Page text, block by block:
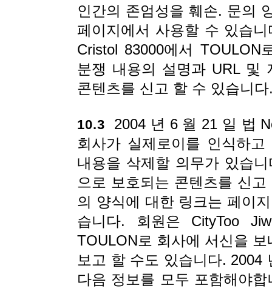
인간의 존엄성을 훼손. 문의
페이지에서 사용할 수 있습
Cristol 83000에서
분쟁 내용의 설명과 URL 및
콘텐츠를 신고 할 수 있습니다
10.3 2004 년 6 월 21 일 법
회사가 실제로이를 인식하
내용을 삭제할 의무가 있습
으로 보호되는 콘텐츠를 신
의 양식에 대한 링크는 페이
습니다. 회원은 CityToo
TOULON로 회사에 서신을
보고 할 수도 있습니다.
다음 정보를 모두 포함해야